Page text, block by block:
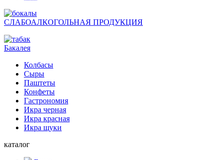
СЛАБОАЛКОГОЛЬНАЯ ПРОДУКЦИЯ
Бакалея
Колбасы
Сыры
Паштеты
Конфеты
Гастрономия
Икра черная
Икра красная
Икра щуки
каталог